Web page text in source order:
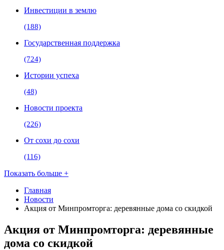
Инвестиции в землю
(188)
Государственная поддержка
(724)
Истории успеха
(48)
Новости проекта
(226)
От сохи до сохи
(116)
Показать больше +
Главная
Новости
Акция от Минпромторга: деревянные дома со скидкой
Акция от Минпромторга: деревянные
дома со скидкой